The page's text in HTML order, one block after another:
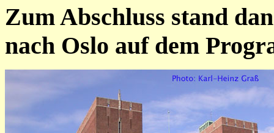
Zum Abschluss stand
nach Oslo auf dem